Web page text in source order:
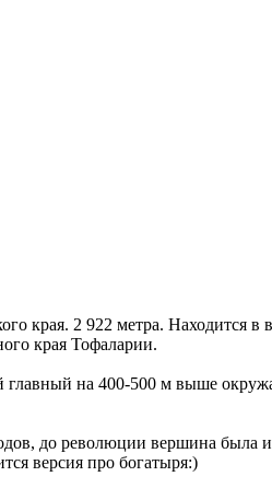
края. 2 922 метра. Находится
края Тофаларии.
на 400-500 м выше
до революции вершина
версия про богатыря:)